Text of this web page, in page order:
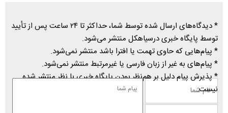
* دیدگاه‌های ارسال شده توسط شما، حداکثر تا ۲۴ ساعت پس از تأیید
توسط پایگاه خبری درسیاهکل منتشر می‌شود.
* پیام‌هایی که حاوی تهمت یا افترا باشد منتشر نمی‌شود.
* پیام‌های به غیر از زبان فارسی یا غیرمرتبط منتشر نمی‌شود.
* پذیرش پیام دلیل بر هم‌نظر بودن پایگاه خبری با نظر منتشر شده
نیست.